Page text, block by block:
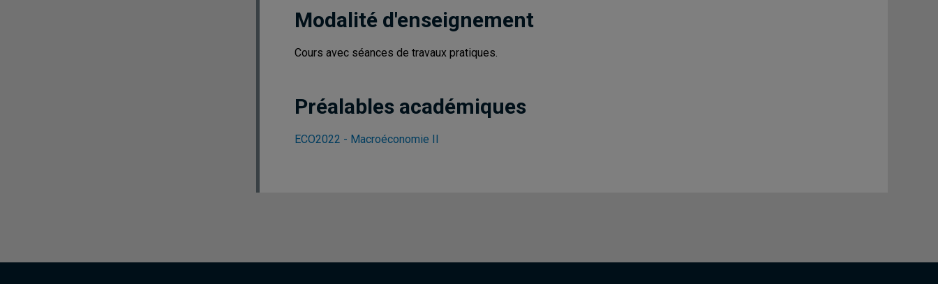
Modalité d'enseignement
Cours avec séances de travaux pratiques.
Préalables académiques
ECO2022 - Macroéconomie II